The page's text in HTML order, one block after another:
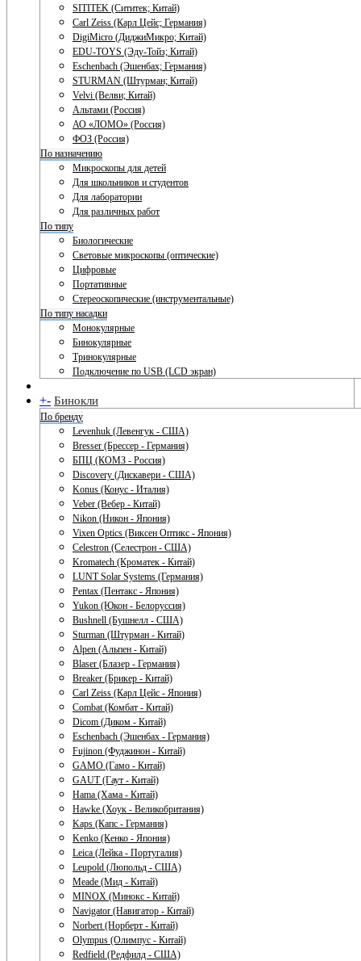
SITITEK (Сититек; Китай)
Carl Zeiss (Карл Цейс; Германия)
DigiMicro (ДиджиМикро; Китай)
EDU-TOYS (Эду-Тойз; Китай)
Eschenbach (Эшенбах; Германия)
STURMAN (Штурман; Китай)
Velvi (Велви; Китай)
Альтами (Россия)
АО «ЛОМО» (Россия)
ФОЗ (Россия)
По назначению
Микроскопы для детей
Для школьников и студентов
Для лаборатории
Для различных работ
По типу
Биологические
Световые микроскопы (оптические)
Цифровые
Портативные
Стереоскопические (инструментальные)
По типу насадки
Монокулярные
Бинокулярные
Тринокулярные
Подключение по USB (LCD экран)
+- Бинокли
По бренду
Levenhuk (Левенгук - США)
Bresser (Брессер - Германия)
БПЦ (КОМЗ - Россия)
Discovery (Дискавери - США)
Konus (Конус - Италия)
Veber (Вебер - Китай)
Nikon (Никон - Япония)
Vixen Optics (Виксен Оптикс - Япония)
Celestron (Селестрон - США)
Kromatech (Кроматек - Китай)
LUNT Solar Systems (Германия)
Pentax (Пентакс - Япония)
Yukon (Юкон - Белоруссия)
Bushnell (Бушнелл - США)
Sturman (Штурман - Китай)
Alpen (Альпен - Китай)
Blaser (Блазер - Германия)
Breaker (Брикер - Китай)
Carl Zeiss (Карл Цейс - Япония)
Combat (Комбат - Китай)
Dicom (Диком - Китай)
Eschenbach (Эшенбах - Германия)
Fujinon (Фуджинон - Китай)
GAMO (Гамо - Китай)
GAUT (Гаут - Китай)
Hama (Хама - Китай)
Hawke (Хоук - Великобритания)
Kaps (Капс - Германия)
Kenko (Кенко - Япония)
Leica (Лейка - Португалия)
Leupold (Люпольд - США)
Meade (Мид - Китай)
MINOX (Минокс - Китай)
Navigator (Навигатор - Китай)
Norbert (Норберт - Китай)
Olympus (Олимпус - Китай)
Redfield (Редфилд - США)